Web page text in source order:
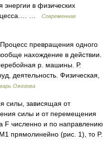
энергии в физических
…
Современная
превращения одного
нахождение в действии.
р. машины. Р.
деятельность. Физическая,
Ожегова
силы, зависящая от
силы и от перемещения
F численно и по направлению
прямолинейно (рис. 1), то P.